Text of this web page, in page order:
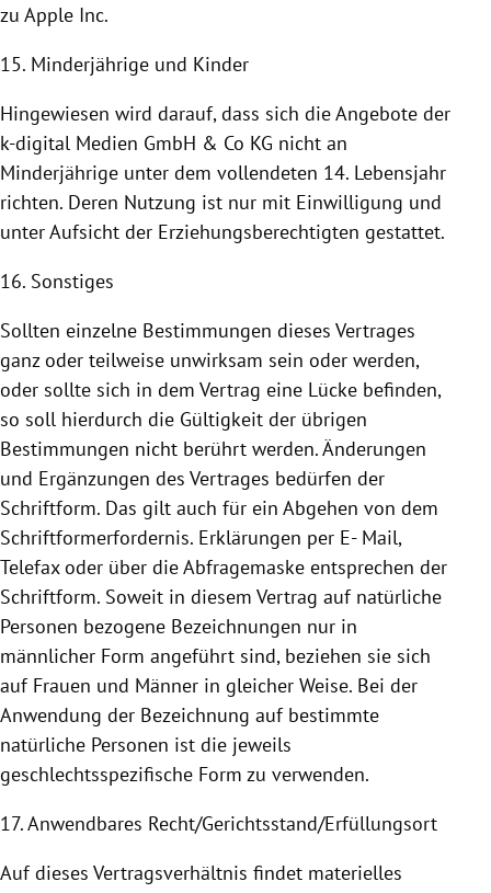
zu Apple Inc.
15. Minderjährige und Kinder
Hingewiesen wird darauf, dass sich die Angebote der
k-digital Medien GmbH & Co KG nicht an
Minderjährige unter dem vollendeten 14. Lebensjahr
richten. Deren Nutzung ist nur mit Einwilligung und
unter Aufsicht der Erziehungsberechtigten gestattet.
16. Sonstiges
Sollten einzelne Bestimmungen dieses Vertrages
ganz oder teilweise unwirksam sein oder werden,
oder sollte sich in dem Vertrag eine Lücke befinden,
so soll hierdurch die Gültigkeit der übrigen
Bestimmungen nicht berührt werden. Änderungen
und Ergänzungen des Vertrages bedürfen der
Schriftform. Das gilt auch für ein Abgehen von dem
Schriftformerfordernis. Erklärungen per E- Mail,
Telefax oder über die Abfragemaske entsprechen der
Schriftform. Soweit in diesem Vertrag auf natürliche
Personen bezogene Bezeichnungen nur in
männlicher Form angeführt sind, beziehen sie sich
auf Frauen und Männer in gleicher Weise. Bei der
Anwendung der Bezeichnung auf bestimmte
natürliche Personen ist die jeweils
geschlechtsspezifische Form zu verwenden.
17. Anwendbares Recht/Gerichtsstand/Erfüllungsort
Auf dieses Vertragsverhältnis findet materielles